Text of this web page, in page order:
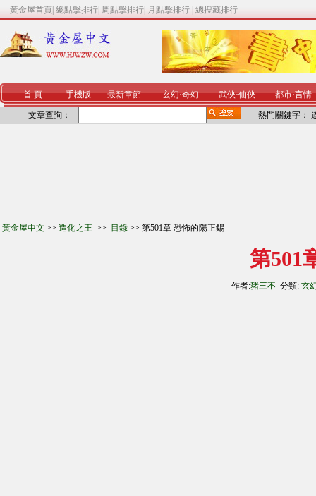
黃金屋首頁 總點擊排行 周點擊排行 月點擊排行 總搜藏排行
首 頁 手機版 最新章節 玄幻·奇幻 武俠·仙俠 都市·言情
文章查詢： 熱門關鍵字：
黃金屋中文 >> 造化之王 >> 目錄 >> 第501章 恐怖的陽正錫
第501
作者:豬三不 分類: 玄